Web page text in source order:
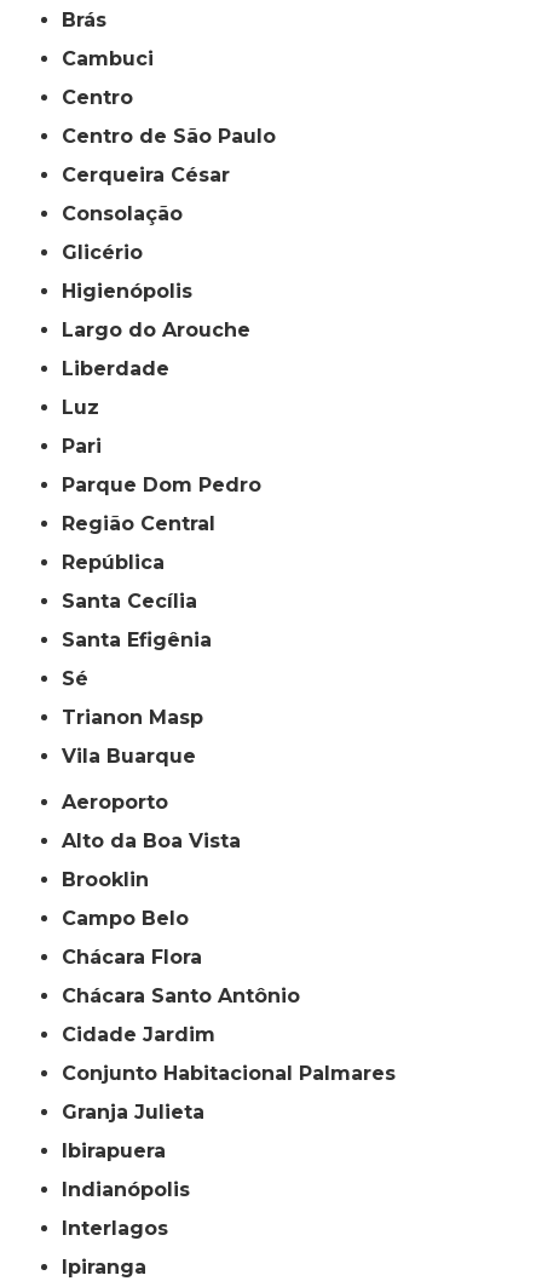
Brás
Cambuci
Centro
Centro de São Paulo
Cerqueira César
Consolação
Glicério
Higienópolis
Largo do Arouche
Liberdade
Luz
Pari
Parque Dom Pedro
Região Central
República
Santa Cecília
Santa Efigênia
Sé
Trianon Masp
Vila Buarque
Aeroporto
Alto da Boa Vista
Brooklin
Campo Belo
Chácara Flora
Chácara Santo Antônio
Cidade Jardim
Conjunto Habitacional Palmares
Granja Julieta
Ibirapuera
Indianópolis
Interlagos
Ipiranga